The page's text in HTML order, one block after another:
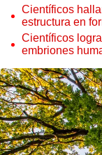
Científicos
estructura en
de un
Científicos
embriones